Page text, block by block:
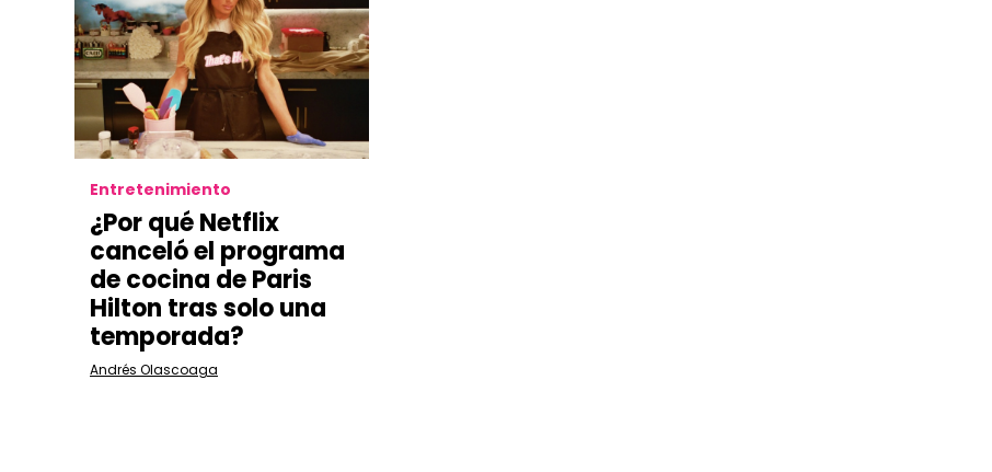
Entretenimiento
¿Por qué Netflix
canceló el programa
de cocina de Paris
Hilton tras solo una
temporada?
Andrés Olascoaga